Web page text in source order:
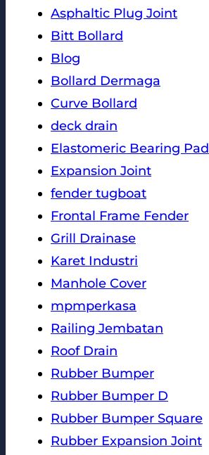
Asphaltic Plug Joint
Bitt Bollard
Blog
Bollard Dermaga
Curve Bollard
deck drain
Elastomeric Bearing Pad
Expansion Joint
fender tugboat
Frontal Frame Fender
Grill Drainase
Karet Industri
Manhole Cover
mpmperkasa
Railing Jembatan
Roof Drain
Rubber Bumper
Rubber Bumper D
Rubber Bumper Square
Rubber Expansion Joint